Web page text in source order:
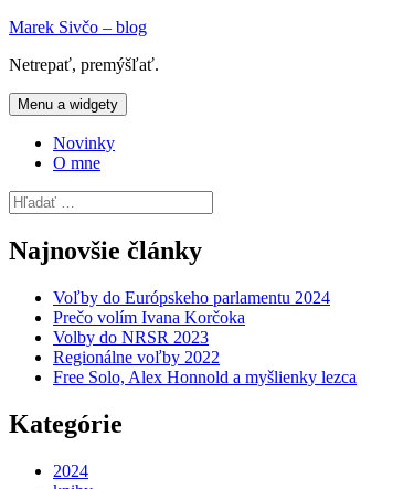
Preskočiť
obsah
Marek Sivčo – blog
Netrepať, premýšľať.
Menu a widgety
Novinky
O mne
Hľadať:
Najnovšie články
Voľby do Európskeho parlamentu 2024
Prečo volím Ivana Korčoka
Volby do NRSR 2023
Regionálne voľby 2022
Free Solo, Alex Honnold a myšlienky lezca
Kategórie
2024